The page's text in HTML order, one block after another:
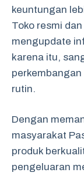
keuntungan
Toko resmi
mengupdate
karena itu,
rutin.
Dengan
masyarakat
produk
pengeluaran